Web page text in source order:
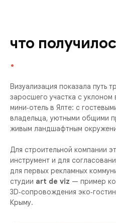
что
.
Визуализация показала путь
заросшего участка с
мини‑отель в Ялте: с
владельца, уютными общими
живым ландшафтным
Для строительной компании
инструмент и для
для первых рекламных
студии art de viz — пример
3D‑сопровождения
Крыму.